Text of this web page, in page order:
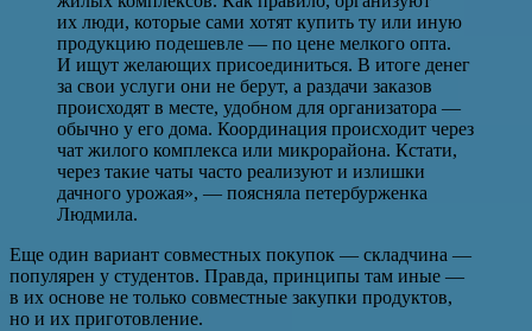
их люди, которые сами хотят купить ту или иную
продукцию подешевле — по цене мелкого опта.
И ищут желающих присоединиться. В итоге денег
за свои услуги они не берут, а раздачи заказов
происходят в месте, удобном для организатора —
обычно у его дома. Координация происходит через
чат жилого комплекса или микрорайона. Кстати,
через такие чаты часто реализуют и излишки
дачного урожая», — поясняла петербурженка
Людмила.
Еще один вариант совместных покупок — складчина —
популярен у студентов. Правда, принципы там иные —
в их основе не только совместные закупки продуктов,
но и их приготовление.